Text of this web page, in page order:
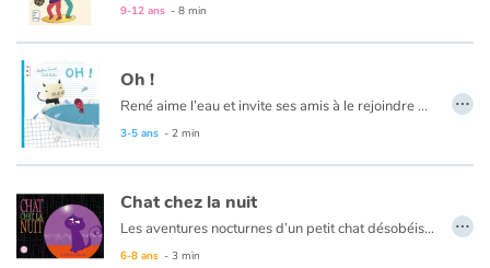
Apprendre à lire
Livre audio
Activités et ateliers
Apprendre les langues
Dyslexie, troubles de la lecture
9-12 ans - 8 min
Oh !
René aime l’eau et invite ses amis à le rejoindre dans son bain jusqu’à ce que la grosse baleine, qui elle aussi aime bien l’eau, arrive...
3-5 ans - 2 min
…
Chat chez la nuit
Les aventures nocturnes d’un petit chat désobéissant. C’est la nuit et Misty, un chaton qui a pour consigne de rester sagement à la maison pendant que sa maîtresse est de sortie, ne résiste pas à la tentation de désobéir. Malgré la tentative de mise en garde d’Ariane, une petite araignée, il part à l’aventure explorer la ville. De déception en frayeur, il fera moins le malin lorsqu’il s’agira de retrouver son chemin, et sera alors content de retrouver Ariane et son fil…
6-8 ans - 3 min
…